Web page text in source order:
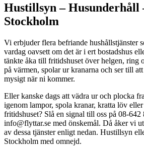
Hustillsyn – Husunderhåll
Stockholm
Vi erbjuder flera befriande hushållstjänster
vardag oavsett om det är i ert bostadshus
tänkte åka till fritidshuset över helgen, ring
på värmen, spolar ur kranarna och ser till
mysigt när ni kommer.
Eller kanske dags att vädra ur och plocka
igenom lampor, spola kranar, kratta löv
fritidshuset? Slå en signal till oss på 08-
info@flyttar.se med önskemål. Då åker vi
av dessa tjänster enligt nedan. Hustillsyn
Stockholm med omnejd.